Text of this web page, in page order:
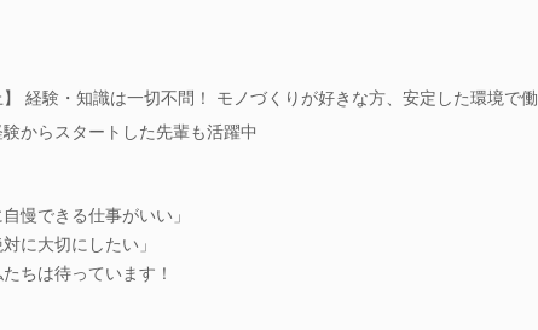
】 経験・知識は一切不問！ モノづくりが好きな方、安定した環境で働
からスタートした先輩も活躍中
慢できる仕事がいい」
に大切にしたい」
ちは待っています！